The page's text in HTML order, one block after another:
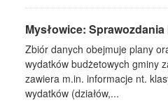
Mysłowice:
Zbiór danych obejmuje plany
wydatków budżetowych gminy
zawiera m.in. informacje nt.
wydatków (działów,...